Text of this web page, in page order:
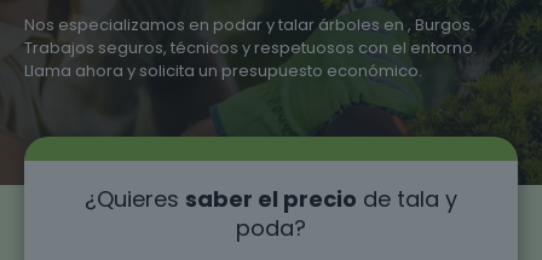
Nos especializamos en podar y talar árboles en , Burgos.
Trabajos seguros, técnicos y respetuosos con el entorno.
Llama ahora y solicita un presupuesto económico.
¿Quieres saber el precio de tala y
poda?